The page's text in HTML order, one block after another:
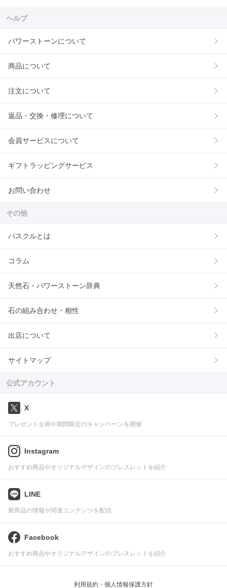
ヘルプ
パワーストーンについて
商品について
注文について
返品・交換・修理について
会員サービスについて
ギフトラッピングサービス
お問い合わせ
その他
パスクルとは
コラム
天然石・パワーストーン辞典
石の組み合わせ・相性
出店について
サイトマップ
公式アカウント
X
プレゼント企画や期間限定のキャンペーンを開催
Instagram
おすすめ商品やオリジナルデザインのブレスレットを紹介
LINE
新商品の情報や関連コンテンツを配信
Facebook
おすすめ商品やオリジナルデザインのブレスレットを紹介
利用規約・個人情報保護方針